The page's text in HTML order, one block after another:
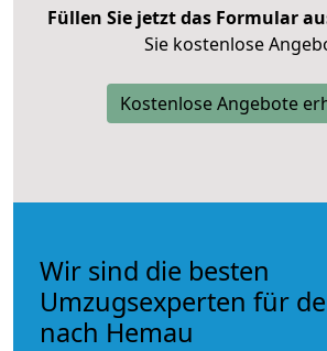
Füllen Sie jetzt das Formular
Sie kostenlose
Kostenlose Angebote
Wir sind die besten
Umzugsexperten für
nach Hemau